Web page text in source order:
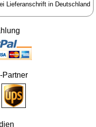
Lieferanschrift in Deutschland
Partner